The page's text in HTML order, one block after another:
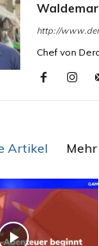
Waldemar
http://
Chef von
Artikel